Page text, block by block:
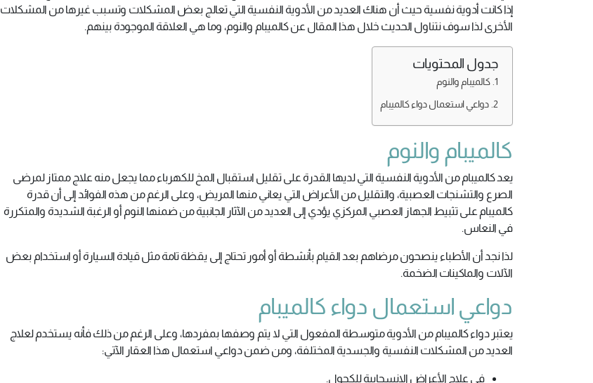
إذا كانت أدوية نفسية حيث أن هناك العديد من الأدوية النفسية التي تعالج بعض المشكلات وتسبب غيرها من المشكلات
الأخرى لذا سوف نتناول الحديث خلال هذا المقال عن كالميبام والنوم، وما هي العلاقة الموجودة بينهم.
جدول المحتويات
كالميبام والنوم
دواعي استعمال دواء كالميبام
كالميبام والنوم
يعد كالميبام من الأدوية النفسية التي لديها القدرة على تقليل استقبال المخ للكهرباء مما يجعل منه علاج ممتاز لمرضى
الصرع والتشنجات العصبية، والتقليل من الأعراض التي يعاني منها المريض، وعلى الرغم من هذه الفوائد إلى أن قدرة
كالميبام على تثبيط الجهاز العصبي المركزي يؤدي إلى العديد من الآثار الجانبية من ضمنها النوم أو الرغبة الشديدة والمتكررة
في النعاس.
لذا نجد أن الأطباء ينصحون مرضاهم بعد القيام بأنشطة أو أمور تحتاج إلى يقظة تامة مثل قيادة السيارة أو استخدام بعض
الآلات والماكينات الضخمة.
دواعي استعمال دواء كالميبام
يعتبر دواء كالميبام من الأدوية متوسطة المفعول التي لا يتم وصفها بمفردها، وعلى الرغم من ذلك فأنه يستخدم لعلاج
العديد من المشكلات النفسية والجسدية المختلفة، ومن ضمن دواعي استعمال هذا العقار الآتي:
في علاج الأعراض الانسحابية للكحول.